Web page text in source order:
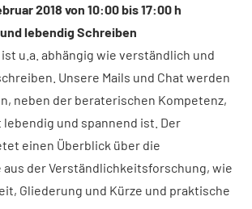
2018 von 10:00 bis 17:00 h
lebendig Schreiben
u.a. abhängig wie verständlich und
Unsere Mails und Chat werden
neben der beraterischen Kompetenz,
lebendig und spannend ist. Der
einen Überblick über die
der Verständlichkeitsforschung, wie
Gliederung und Kürze und praktische